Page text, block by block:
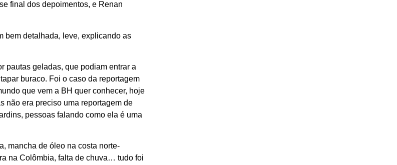
final dos depoimentos, e Renan
bem detalhada, leve, explicando as
pautas geladas, que podiam entrar a
buraco. Foi o caso da reportagem
que vem a BH quer conhecer, hoje
não era preciso uma reportagem de
pessoas falando como ela é uma
mancha de óleo na costa norte-
na Colômbia, falta de chuva… tudo foi